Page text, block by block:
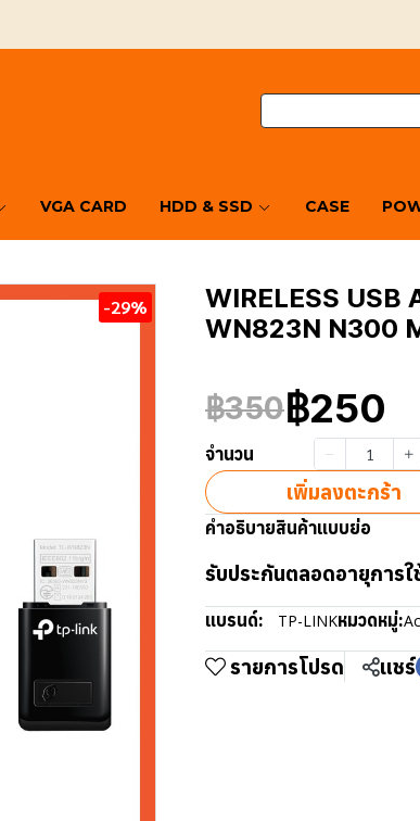
VGA CARD HDD & SSD CASE
-29%
WIRELESS USB
WN823N N300
฿350฿250
จำนวน
เพิ่มลงตะกร้า
คำอธิบายสินค้าแบบย่อ
รับประกันตลอดอายุการใ
แบรนด์: TP-LINKหมวดหมู่:
รายการโปรด แชร์